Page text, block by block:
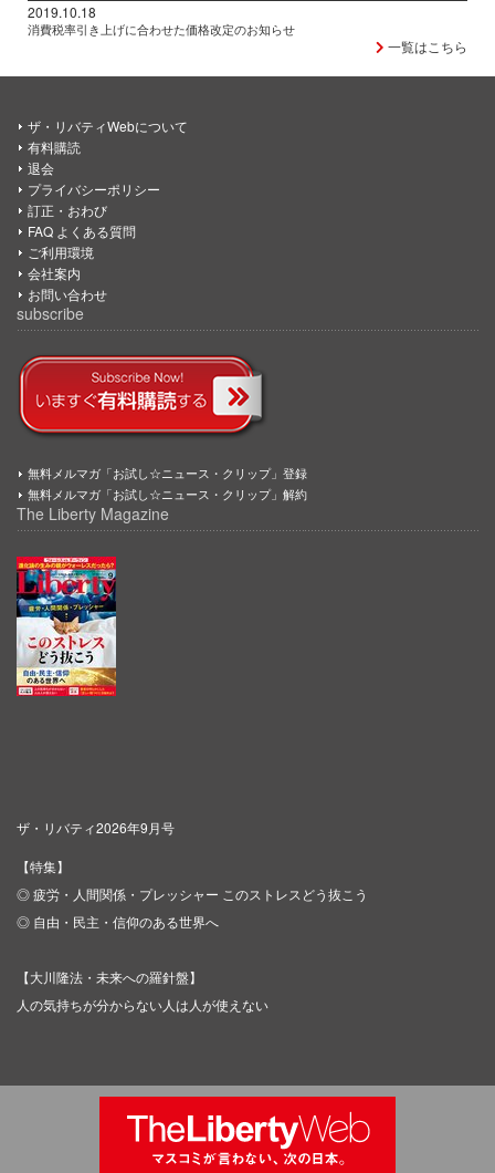
2019.10.18
消費税率引き上げに合わせた価格改定のお知らせ
一覧はこちら
ザ・リバティWebについて
有料購読
退会
プライバシーポリシー
訂正・おわび
FAQ よくある質問
ご利用環境
会社案内
お問い合わせ
subscribe
無料メルマガ「お試し☆ニュース・クリップ」登録
無料メルマガ「お試し☆ニュース・クリップ」解約
The Liberty Magazine
ザ・リバティ2026年9月号
【特集】
◎ 疲労・人間関係・プレッシャー このストレスどう抜こう
◎ 自由・民主・信仰のある世界へ
【大川隆法・未来への羅針盤】
人の気持ちが分からない人は人が使えない